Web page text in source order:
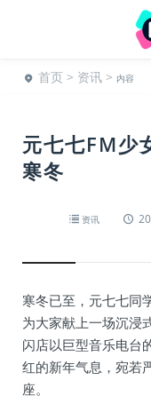
首页 > 资讯 > 内容
元七七FM少
寒冬
资讯
寒冬已至，元七七同
为大家献上一场沉
闪店以巨型音乐电台
红的新年气息，宛若
座。